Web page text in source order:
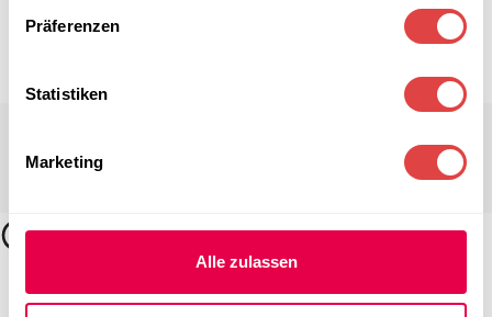
Präferenzen
Statistiken
Marketing
Alle zulassen